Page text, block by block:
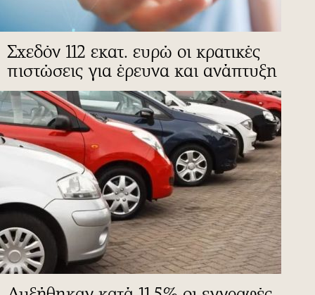
Σχεδόν 112 εκατ. ευρώ οι κρατικές
πιστώσεις για έρευνα και ανάπτυξη